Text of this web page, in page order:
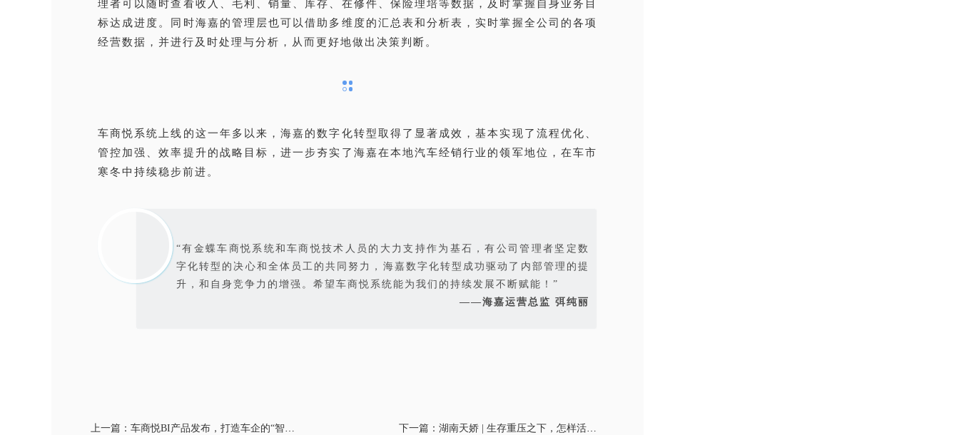
理者可以随时查看收入、毛利、销量、库存、在修件、保险理培等数据，及时掌握自身业务目
标达成进度。同时海嘉的管理层也可以借助多维度的汇总表和分析表，实时掌握全公司的各项
经营数据，并进行及时处理与分析，从而更好地做出决策判断。
车商悦系统上线的这一年多以来，海嘉的数字化转型取得了显著成效，基本实现了流程优化、
管控加强、效率提升的战略目标，进一步夯实了海嘉在本地汽车经销行业的领军地位，在车市
寒冬中持续稳步前进。
“有金蝶车商悦系统和车商悦技术人员的大力支持作为基石，有公司管理者坚定数
字化转型的决心和全体员工的共同努力，海嘉数字化转型成功驱动了内部管理的提
升，和自身竞争力的增强。希望车商悦系统能为我们的持续发展不断赋能！”
——海嘉运营总监 弭纯丽